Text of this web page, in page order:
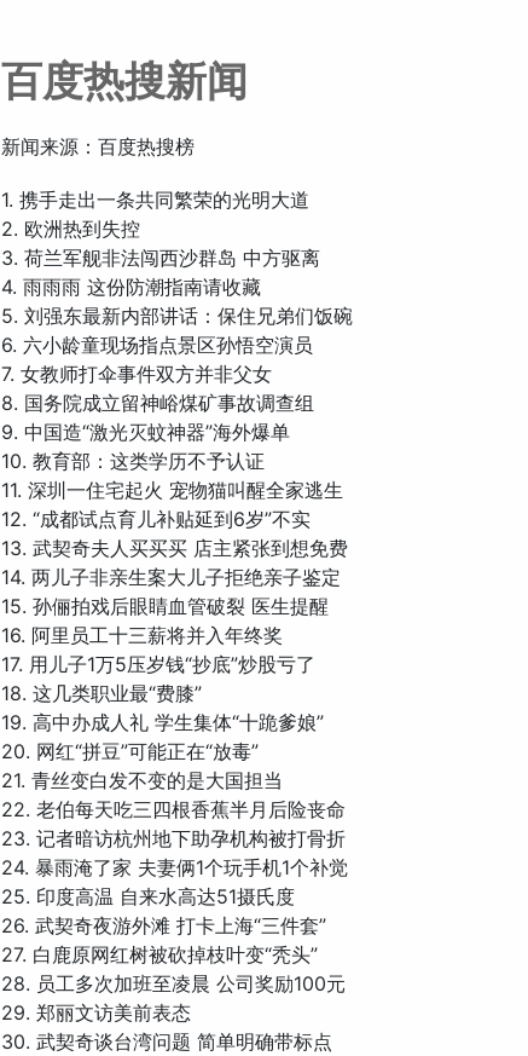
百度热搜新闻
新闻来源：百度热搜榜
1. 携手走出一条共同繁荣的光明大道
2. 欧洲热到失控
3. 荷兰军舰非法闯西沙群岛 中方驱离
4. 雨雨雨 这份防潮指南请收藏
5. 刘强东最新内部讲话：保住兄弟们饭碗
6. 六小龄童现场指点景区孙悟空演员
7. 女教师打伞事件双方并非父女
8. 国务院成立留神峪煤矿事故调查组
9. 中国造“激光灭蚊神器”海外爆单
10. 教育部：这类学历不予认证
11. 深圳一住宅起火 宠物猫叫醒全家逃生
12. “成都试点育儿补贴延到6岁”不实
13. 武契奇夫人买买买 店主紧张到想免费
14. 两儿子非亲生案大儿子拒绝亲子鉴定
15. 孙俪拍戏后眼睛血管破裂 医生提醒
16. 阿里员工十三薪将并入年终奖
17. 用儿子1万5压岁钱“抄底”炒股亏了
18. 这几类职业最“费膝”
19. 高中办成人礼 学生集体“十跪爹娘”
20. 网红“拼豆”可能正在“放毒”
21. 青丝变白发不变的是大国担当
22. 老伯每天吃三四根香蕉半月后险丧命
23. 记者暗访杭州地下助孕机构被打骨折
24. 暴雨淹了家 夫妻俩1个玩手机1个补觉
25. 印度高温 自来水高达51摄氏度
26. 武契奇夜游外滩 打卡上海“三件套”
27. 白鹿原网红树被砍掉枝叶变“秃头”
28. 员工多次加班至凌晨 公司奖励100元
29. 郑丽文访美前表态
30. 武契奇谈台湾问题 简单明确带标点